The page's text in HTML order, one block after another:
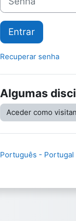
Entrar
Recuperar senha
Algumas
Aceder como
Português - Portugal